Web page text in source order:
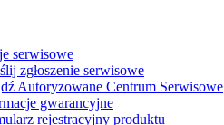
serwisowe
zgłoszenie serwisowe
Autoryzowane Centrum Serwisowe
gwarancyjne
rejestracyjny produktu